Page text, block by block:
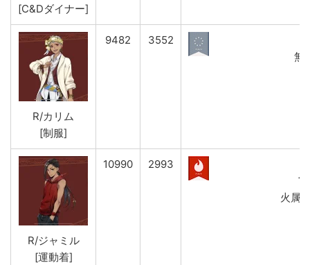
[C&Dダイナー]
R/カリム
[制服]
9482
3552
無
R/ジャミル
[運動着]
10990
2993
火属